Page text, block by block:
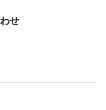
せ